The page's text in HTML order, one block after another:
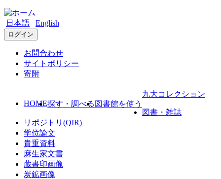
日本語 English
ログイン
お問合わせ
サイトポリシー
寄附
HOME探す・調べる 図書館を使う
九大コレクション
図書・雑誌
リポジトリ(QIR)
学位論文
貴重資料
麻生家文書
蔵書印画像
炭鉱画像